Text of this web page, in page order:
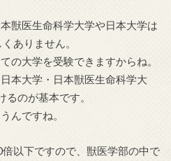
獣医生命科学大学や日本大学は
ありません。
の大学を受験できますからね。
本大学・日本獣医生命科学大
のが基本です。
んですね。
以下ですので、獣医学部の中で